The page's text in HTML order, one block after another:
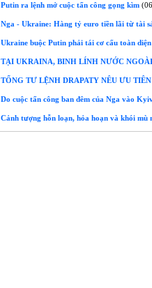
Putin ra lệnh mở cuộc tấn công gọng kìm
Nga - Ukraine: Hàng tỷ euro tiền lãi từ tài
Ukraine buộc Putin phải tái cơ cấu toàn
TẠI UKRAINA, BINH LÍNH NƯỚC
TỔNG TƯ LỆNH DRAPATY NÊU ƯU
Do cuộc tấn công ban đêm của Nga vào
Cảnh tượng hỗn loạn, hỏa hoạn và khói